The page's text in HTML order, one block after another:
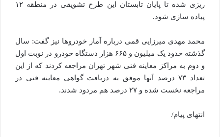
ریزی شده تا پایان تابستان این طرح تشویقی در منطقه ۱۲
پیاده سازی شود.
محمد مهدی میرزایی قمی درباره آمار خودرو‌ها نیز گفت: سال
گذشته حدود یک میلیون و ۶۶۵ هزار دستگاه خودرو در نوبت اول
و دوم به مراکز معاینه فنی شهر تهران مراجعه کردند که از این
تعداد ۷۳ درصد آنها موفق به دریافت گواهی معاینه فنی در
مراجعه نخست شده و ۲۷ درصد هم مردود شدند.
انتهای پیام/